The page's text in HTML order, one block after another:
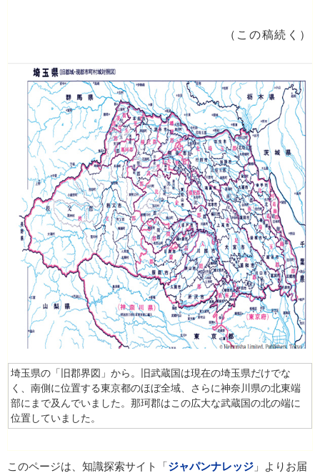
（この稿続く）
埼玉県の「旧郡界図」から。旧武蔵国は現在の埼玉県だけでな
く、南側に位置する東京都のほぼ全域、さらに神奈川県の北東端
部にまで及んでいました。那珂郡はこの広大な武蔵国の北の端に
位置していました。
このページは、知識探索サイト「ジャパンナレッジ 」よりお届